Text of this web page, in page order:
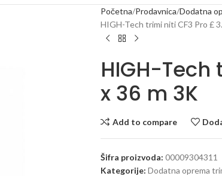
Početna Prodavnica Dodatna
HIGH-Tech trimi niti CF3 Pro £
HIGH-Tech
x 36 m 3K
Add to compare
Šifra proizvoda: 00009304311
Kategorije: Dodatna oprema